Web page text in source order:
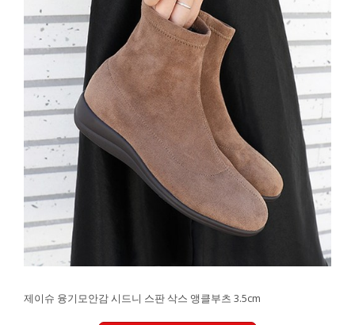
제이슈 융기모안감 시드니 스판 삭스 앵클부츠 3.5cm